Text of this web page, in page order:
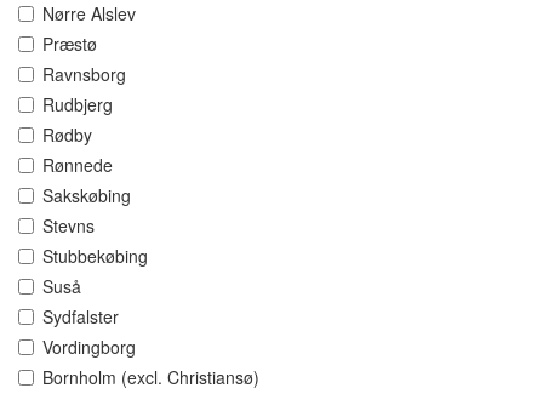
Nørre Alslev
Præstø
Ravnsborg
Rudbjerg
Rødby
Rønnede
Sakskøbing
Stevns
Stubbekøbing
Suså
Sydfalster
Vordingborg
Bornholm (excl. Christiansø)